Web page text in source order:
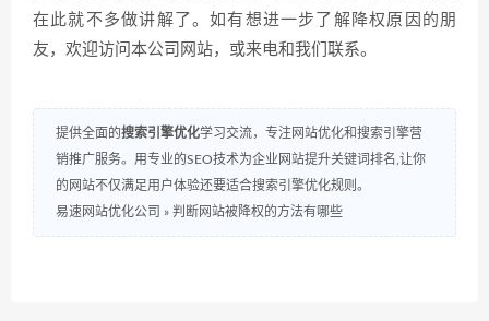
在此就不多做讲解了。如有想进一步了解降权原因的朋
友，欢迎访问本公司网站，或来电和我们联系。
提供全面的搜索引擎优化学习交流，专注网站优化和搜索引擎营
销推广服务。用专业的SEO技术为企业网站提升关键词排名,让你
的网站不仅满足用户体验还要适合搜索引擎优化规则。
易速网站优化公司 » 判断网站被降权的方法有哪些